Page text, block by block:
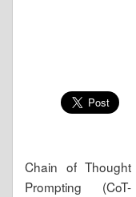
Chain of Thought
Prompting (CoT-